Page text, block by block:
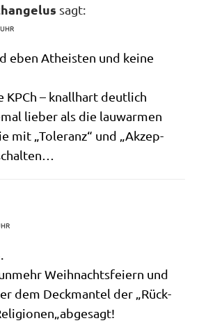
sagt:
eben Athe­isten und kei­ne
KPCh – knall­hart deut­lich
lie­ber als die lau­war­men
mit „Tole­ranz“ und „Akzep­
Weih­nachts­fei­ern und
dem Deck­man­tel der „Rück­